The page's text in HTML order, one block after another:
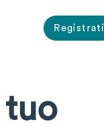
Registrati
tuo